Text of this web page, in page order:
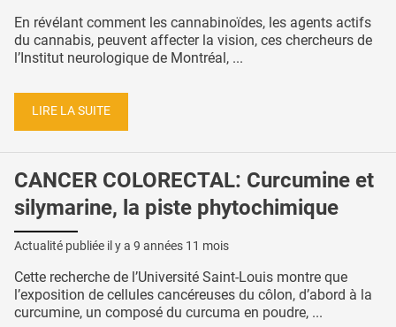
En révélant comment les cannabinoïdes, les agents actifs
du cannabis, peuvent affecter la vision, ces chercheurs de
l’Institut neurologique de Montréal, ...
LIRE LA SUITE
CANCER COLORECTAL: Curcumine et
silymarine, la piste phytochimique
Actualité publiée il y a 9 années 11 mois
Cette recherche de l’Université Saint-Louis montre que
l’exposition de cellules cancéreuses du côlon, d’abord à la
curcumine, un composé du curcuma en poudre, ...